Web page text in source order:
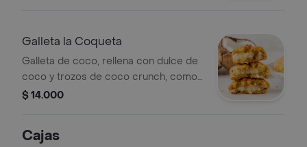
Galleta la Coqueta
Galleta de coco, rellena con dulce de
coco y trozos de coco crunch, como
una cocada version galleta.
$ 14.000
Cajas